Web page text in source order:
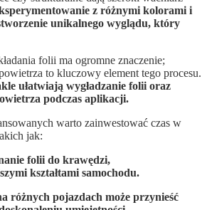
z różnymi kolorami i
unikalnego wyglądu, który
folii ma ogromne znaczenie;
to kluczowy element tego procesu.
ułatwiają wygładzanie folii oraz
podczas aplikacji.
warto zainwestować czas w
jak:
folii do krawędzi,
kształtami samochodu.
różnych pojazdach może przynieść